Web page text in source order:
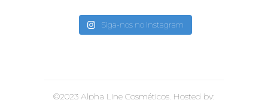
Siga-nos no Instagram
©2023 Alpha Line Cosméticos. Hosted by: